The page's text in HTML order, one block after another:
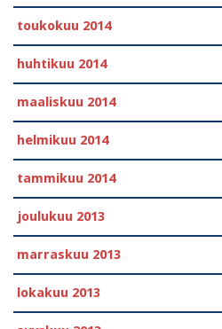
toukokuu 2014
huhtikuu 2014
maaliskuu 2014
helmikuu 2014
tammikuu 2014
joulukuu 2013
marraskuu 2013
lokakuu 2013